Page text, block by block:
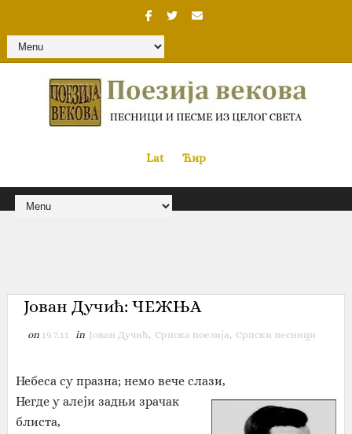
Lat« Ћир
Јован Дучић: ЧЕЖЊА
on 19.7.11 in Јован Дучић, Српска поезија, Српски песници
Небеса су празна; немо вече слази,
Негде у алеји задњи зрачак
блиста,